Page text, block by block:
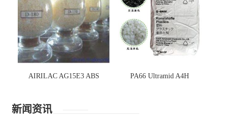
AIRILAC AG15E3 ABS PA66 Ultramid A4H
新闻资讯